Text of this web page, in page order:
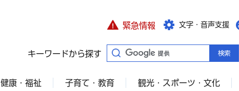
緊急情報 文字・音声支援
キーワードから探す
健康・福祉 子育て・教育 観光・スポーツ・文化